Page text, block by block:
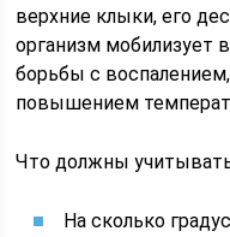
верхние клыки, его
организм мобилизует
борьбы с
повышением
Что должны
На сколько